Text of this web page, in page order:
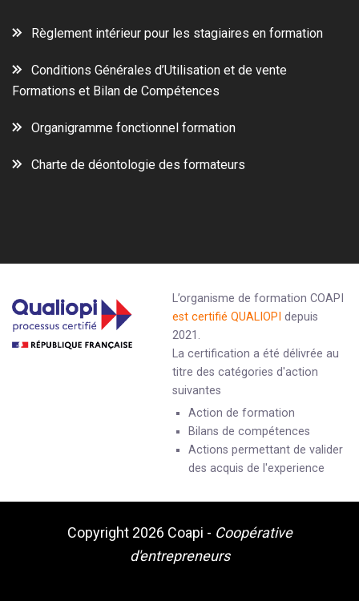
Règlement intérieur pour les stagiaires en formation
Conditions Générales d’Utilisation et de vente
Formations et Bilan de Compétences
Organigramme fonctionnel formation
Charte de déontologie des formateurs
L’organisme de formation COAPI
est certifié QUALIOPI depuis
2021.
La certification a été délivrée au
titre des catégories d'action
suivantes
Action de formation
Bilans de compétences
Actions permettant de valider
des acquis de l'experience
Copyright 2026 Coapi - Coopérative
d'entrepreneurs